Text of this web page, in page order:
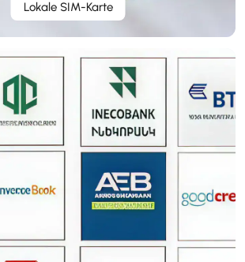
Lokale SIM-Karte